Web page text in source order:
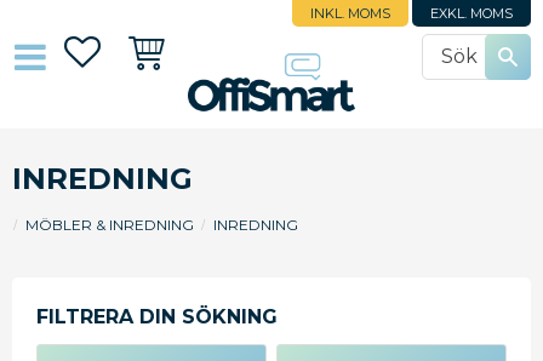
INKL. MOMS EXKL. MOMS
FavoriterKundvagn
INREDNING
MÖBLER & INREDNING INREDNING